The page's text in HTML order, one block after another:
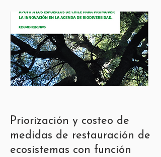
Priorización y costeo de
medidas de restauración de
ecosistemas con función